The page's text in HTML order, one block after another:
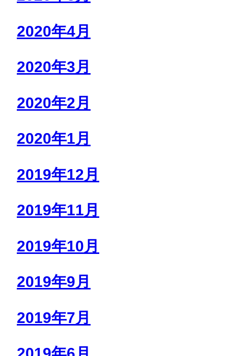
2020年4月
2020年3月
2020年2月
2020年1月
2019年12月
2019年11月
2019年10月
2019年9月
2019年7月